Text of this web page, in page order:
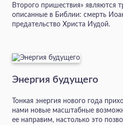
Второго пришествия» являются
описанные в Библии: смерть
предательство Христа Иудой.
Энергия будущего
Тонкая энергия нового года
нами новые масштабные
ее направим, настолько это